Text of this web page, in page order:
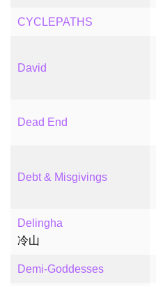
CYCLEPATHS
David
Dead End
Debt & Misgivings
Delingha
冷山
Demi-Goddesses